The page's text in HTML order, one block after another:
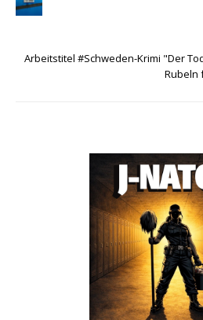
Arbeitstitel #Schweden-Krimi "Der
Rubeln